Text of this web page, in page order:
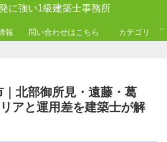
に強い1級建築士事務所
報 問い合わせはこちら カテゴリ
北部御所見・遠藤・葛
アと運用差を建築士が解